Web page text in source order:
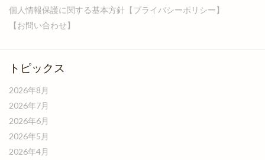
個人情報保護に関する基本方針【プライバシーポリシー】
【お問い合わせ】
トピックス
2026年8月
2026年7月
2026年6月
2026年5月
2026年4月